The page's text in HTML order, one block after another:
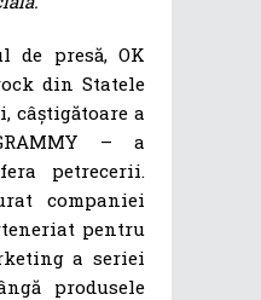
de presă, OK
din Statele
câștigătoare a
– a
petrecerii.
companiei
pentru
a seriei
produsele